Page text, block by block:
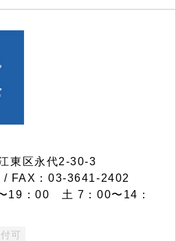
東区永代2-30-3
FAX：03-3641-2402
19：00 土 7：00〜14：
可